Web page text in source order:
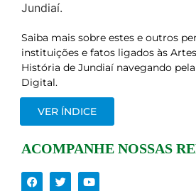
Jundiaí.
Saiba mais sobre estes e outros
instituições e fatos ligados às
História de Jundiaí navegando
Digital.
VER ÍNDICE
ACOMPANHE NOSSAS